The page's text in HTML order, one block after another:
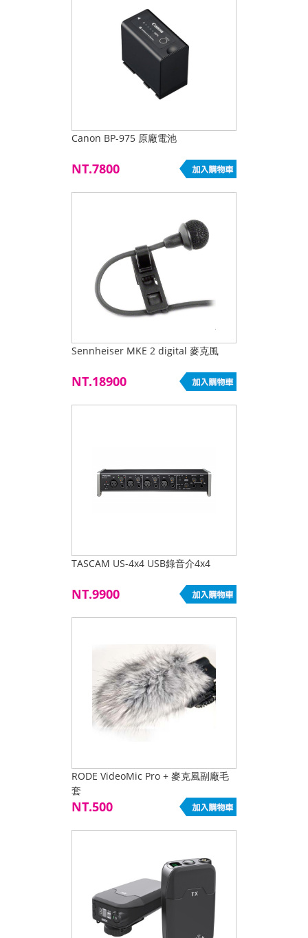
Canon BP-975 原廠電池
NT.7800
Sennheiser MKE 2 digital 麥克風
NT.18900
TASCAM US-4x4 USB錄音介4x4
NT.9900
RODE VideoMic Pro + 麥克風副廠毛
套
NT.500